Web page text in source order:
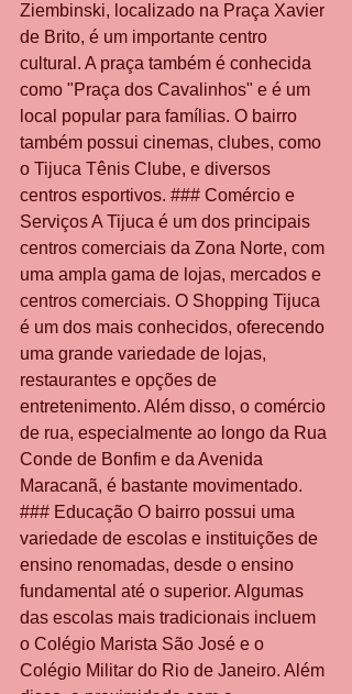
Ziembinski, localizado na Praça Xavier
de Brito, é um importante centro
cultural. A praça também é conhecida
como "Praça dos Cavalinhos" e é um
local popular para famílias. O bairro
também possui cinemas, clubes, como
o Tijuca Tênis Clube, e diversos
centros esportivos. ### Comércio e
Serviços A Tijuca é um dos principais
centros comerciais da Zona Norte, com
uma ampla gama de lojas, mercados e
centros comerciais. O Shopping Tijuca
é um dos mais conhecidos, oferecendo
uma grande variedade de lojas,
restaurantes e opções de
entretenimento. Além disso, o comércio
de rua, especialmente ao longo da Rua
Conde de Bonfim e da Avenida
Maracanã, é bastante movimentado.
### Educação O bairro possui uma
variedade de escolas e instituições de
ensino renomadas, desde o ensino
fundamental até o superior. Algumas
das escolas mais tradicionais incluem
o Colégio Marista São José e o
Colégio Militar do Rio de Janeiro. Além